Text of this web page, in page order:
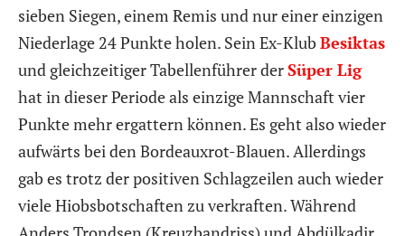
sieben Siegen, einem Remis und nur einer einzigen
Niederlage 24 Punkte holen. Sein Ex-Klub Besiktas
und gleichzeitiger Tabellenführer derSüper Lig
hat in dieser Periode als einzige Mannschaft vier
Punkte mehr ergattern können. Es geht also wieder
aufwärts bei den Bordeauxrot-Blauen. Allerdings
gab es trotz der positiven Schlagzeilen auch wieder
viele Hiobsbotschaften zu verkraften. Während